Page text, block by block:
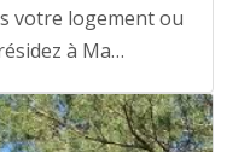
votre logement ou
à Ma…